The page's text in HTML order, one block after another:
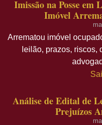
Imissão na Posse em
Imóvel
Arrematou imóvel
leilão, prazos, riscos,
Análise de Edital de
Prejuízos